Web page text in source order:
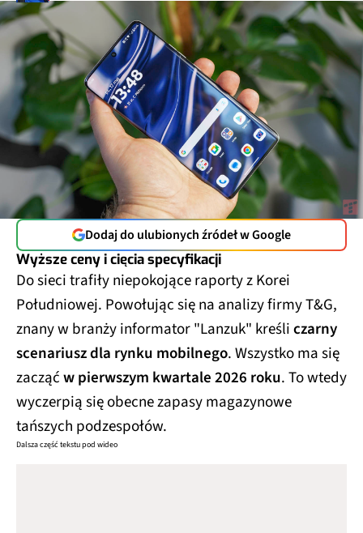
Dodaj do ulubionych źródeł w Google
Wyższe ceny i cięcia specyfikacji
Do sieci trafiły niepokojące raporty z Korei
Południowej. Powołując się na analizy firmy T&G,
znany w branży informator "Lanzuk" kreśliczarny
scenariusz dla rynku mobilnego. Wszystko ma się
zacząćw pierwszym kwartale 2026 roku. To wtedy
wyczerpią się obecne zapasy magazynowe
tańszych podzespołów.
Dalsza część tekstu pod wideo